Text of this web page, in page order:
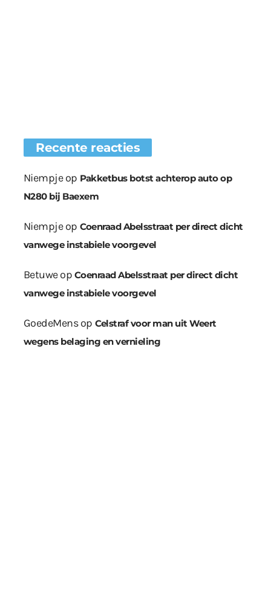
Recente reacties
Niempjeop Pakketbus botst achterop auto op
N280 bij Baexem
Niempjeop Coenraad Abelsstraat per direct dicht
vanwege instabiele voorgevel
Betuweop Coenraad Abelsstraat per direct dicht
vanwege instabiele voorgevel
GoedeMensop Celstraf voor man uit Weert
wegens belaging en vernieling